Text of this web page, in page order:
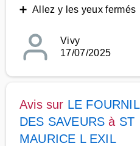
➕ Allez y les yeux fermés
Vivy
17/07/2025
Avis sur LE FOURNIL
DES SAVEURS à ST
MAURICE L EXIL